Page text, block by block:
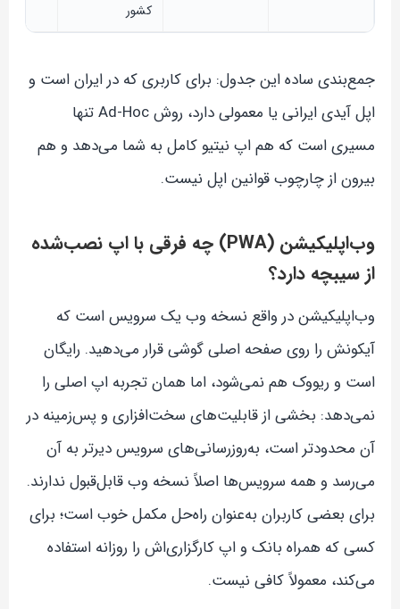
کشور
جمع‌بندی ساده این جدول: برای کاربری که در ایران است و
اپل آیدی ایرانی یا معمولی دارد، روش Ad-Hoc تنها
مسیری است که هم اپ نیتیو کامل به شما می‌دهد و هم
بیرون از چارچوب قوانین اپل نیست.
وب‌اپلیکیشن (PWA) چه فرقی با اپ نصب‌شده
از سیبچه دارد؟
وب‌اپلیکیشن در واقع نسخه وب یک سرویس است که
آیکونش را روی صفحه اصلی گوشی قرار می‌دهید. رایگان
است و ریووک هم نمی‌شود، اما همان تجربه اپ اصلی را
نمی‌دهد: بخشی از قابلیت‌های سخت‌افزاری و پس‌زمینه در
آن محدودتر است، به‌روزرسانی‌های سرویس دیرتر به آن
می‌رسد و همه سرویس‌ها اصلاً نسخه وب قابل‌قبول ندارند.
برای بعضی کاربران به‌عنوان راه‌حل مکمل خوب است؛ برای
کسی که همراه بانک و اپ کارگزاری‌اش را روزانه استفاده
می‌کند، معمولاً کافی نیست.